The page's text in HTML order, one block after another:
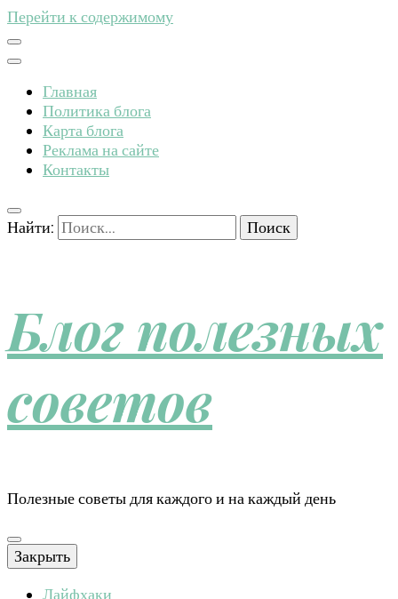
Перейти к содержимому
Главная
Политика блога
Карта блога
Реклама на сайте
Контакты
Найти:
Блог полезных
советов
Полезные советы для каждого и на каждый день
Закрыть
Лайфхаки